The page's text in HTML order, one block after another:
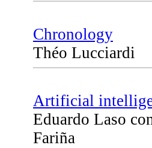
Chronology
Théo Lucciardi
Artificial
Eduardo Laso
Fariña